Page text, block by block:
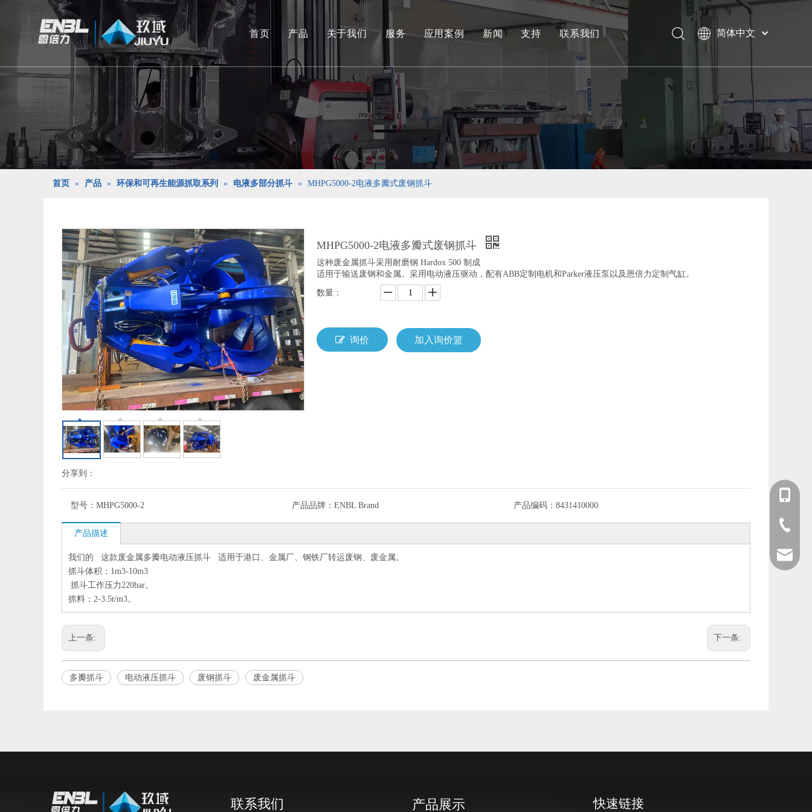
首页 产品
环保和可再生能源抓取系列
工程液压抓斗系列
环保料斗
水下挖泥抓斗系列
港口货物装卸抓斗系列
关于我们 服务 应用案例 新闻 支持 联系我们
简体中文
indonesia
Pусский
Français
العربية
English
首页 » 产品 » 环保和可再生能源抓取系列 » 电液多部分抓斗 » MHPG5000-2电液多瓣式废钢抓斗
分享到：
MHPG5000-2电液多瓣式废钢抓斗
这种废金属抓斗采用耐磨钢 Hardox 500 制成
适用于输送废钢和金属。采用电动液压驱动，配有ABB定制电机和Parker液压泵以及恩倍力定制气缸。
数量：
询价 加入询价篮
型号： MHPG5000-2 产品品牌：ENBL Brand 产品编码： 8431410000
产品描述
我们的 这款废金属多瓣电动液压抓斗 适用于港口、金属厂、钢铁厂转运废钢、废金属。
抓斗体积：1m3-10m3
抓斗工作压力220bar。
抓料：2-3.5t/m3。
上一条: 下一条:
多瓣抓斗 电动液压抓斗 废钢抓斗 废金属抓斗
+86
+86
+86 189-
+86-
After-
联系我们 产品展示 快速链接